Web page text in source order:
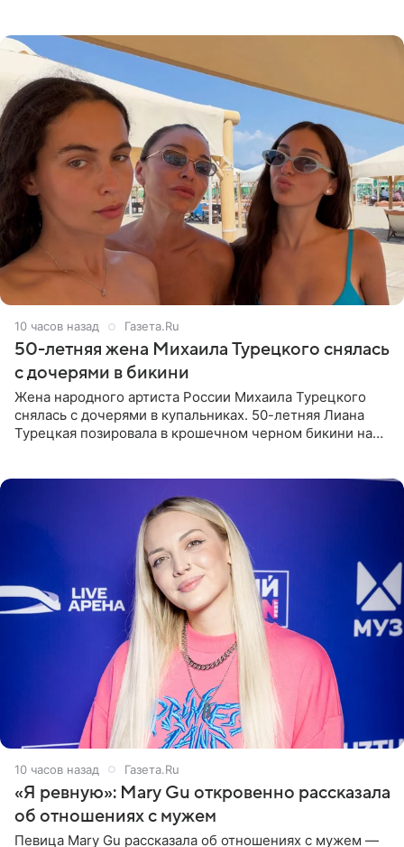
10 часов назад Газета.Ru
50-летняя жена Михаила Турецкого снялась
с дочерями в бикини
Жена народного артиста России Михаила Турецкого
снялась с дочерями в купальниках. 50-летняя Лиана
Турецкая позировала в крошечном черном бикини на
10 часов назад Газета.Ru
«Я ревную»: Mary Gu откровенно рассказала
об отношениях с мужем
Певица Mary Gu рассказала об отношениях с мужем —